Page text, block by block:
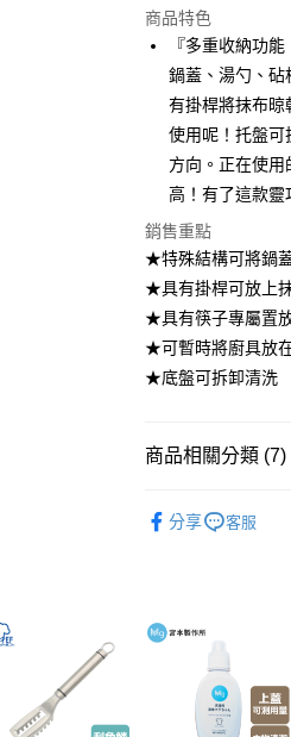
Google Pay
全盈+PAY
大哥付你分期
相關說明
【大哥付你分期使用
2.付款方式選擇「大
流程，驗證手機門號
3.實際核准額度、可
4.訂單成立30分鐘內
消。如遇「轉專審
無法說明評估內容。
【繳款方式說明】
1.分期款項不併入電
用戶於交易時，得透
資料（包含姓名、
3.完整用戶服務條款
ATM付款
運送方式
宅配【父親節大回
每筆NT$150，滿
商品特色
『多重收納功
鍋蓋、湯勺、
有掛桿將抹布晾
使用呢！托盤可
方向。正在使
高！有了這款靈
銷售重點
★特殊結構可將鍋
★具有掛桿可放上
★具有筷子專屬置
★可暫時將廚具放
★底盤可拆卸清洗
商品相關分類 (7)
【本月主打】 ▶
餐廳收
【🎉歡慶父親節 瘋
分享 客服